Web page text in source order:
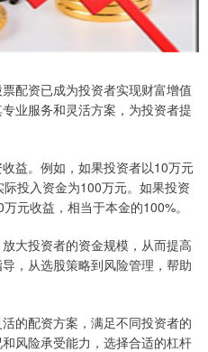
配资已成为投资者实现财富增值
业服务和灵活方案，为投资者提
益。例如，如果投资者以10万元
投入资金为100万元。如果投资
元收益，相当于本金的100%。
大投资者的资金规模，从而提高
，从选股策略到风险管理，帮助
的配资方案，满足不同投资者的
风险承受能力，选择合适的杠杆